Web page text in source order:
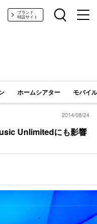
ットブランド
特設サイト
ホームシアター モバイ
2014/08/24
Unlimitedにも影響